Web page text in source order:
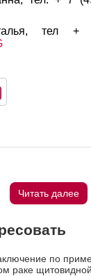
Читать далее
по
раке